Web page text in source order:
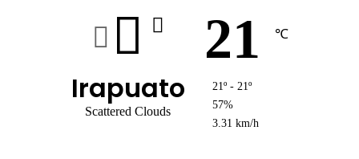
Irapuato
Scattered Clouds
21 ℃
21º - 21º
57%
3.31 km/h